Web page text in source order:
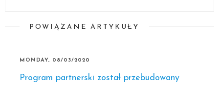
POWIĄZANE ARTYKUŁY
MONDAY, 08/03/2020
Program partnerski został przebudowany